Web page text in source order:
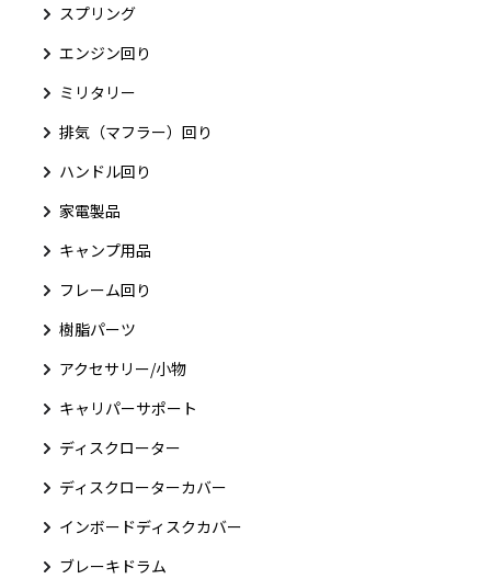
スプリング
エンジン回り
ミリタリー
排気（マフラー）回り
ハンドル回り
家電製品
キャンプ用品
フレーム回り
樹脂パーツ
アクセサリー/小物
キャリパーサポート
ディスクローター
ディスクローターカバー
インボードディスクカバー
ブレーキドラム